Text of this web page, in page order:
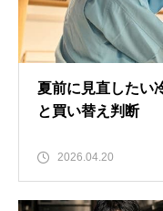
夏前に見直したい
と買い替え判断
2026.04.20